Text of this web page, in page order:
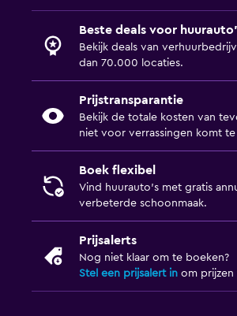
Beste deals voor
Bekijk deals van
dan 70.000 locaties.
Prijstransparantie
Bekijk de totale kosten van
niet voor verrassingen komt te
Boek flexibel
Vind huurauto's met gratis
verbeterde schoonmaak.
Prijsalerts
Nog niet klaar om te boeken?
Stel een prijsalert in om